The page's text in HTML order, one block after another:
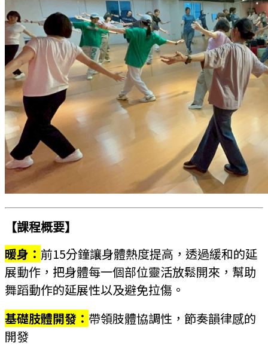
【課程概要】
暖身 ： 前15分鐘讓身體熱度提高，透過緩和的延
展動作，把身體每一個部位靈活放鬆開來，幫助
舞蹈動作的延展性以及避免拉傷。
基礎肢體開發： 帶領肢體協調性，節奏韻律感的
開發